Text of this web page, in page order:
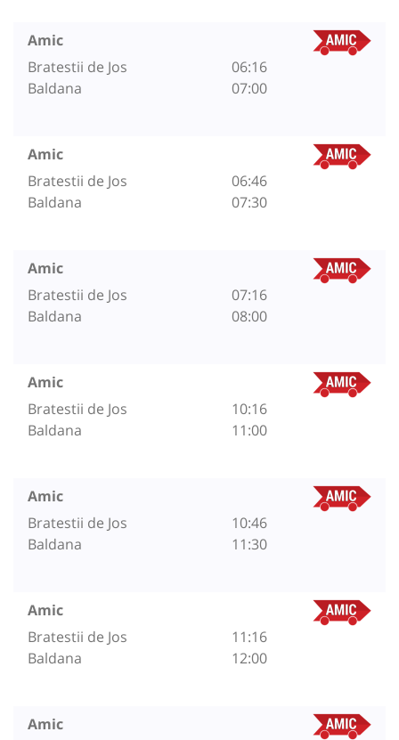
Amic
Bratestii de Jos
Baldana
06:16
07:00
Amic
Bratestii de Jos
Baldana
06:46
07:30
Amic
Bratestii de Jos
Baldana
07:16
08:00
Amic
Bratestii de Jos
Baldana
10:16
11:00
Amic
Bratestii de Jos
Baldana
10:46
11:30
Amic
Bratestii de Jos
Baldana
11:16
12:00
Amic